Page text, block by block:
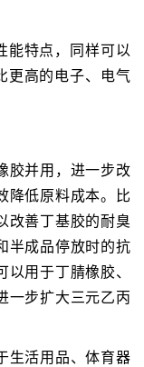
能特点，同样可以
更高的电子、电气
胶并用，进一步改
降低原料成本。比
改善丁基胶的耐臭
半成品停放时的抗
用于丁腈橡胶、
一步扩大三元乙丙
生活用品、体育器